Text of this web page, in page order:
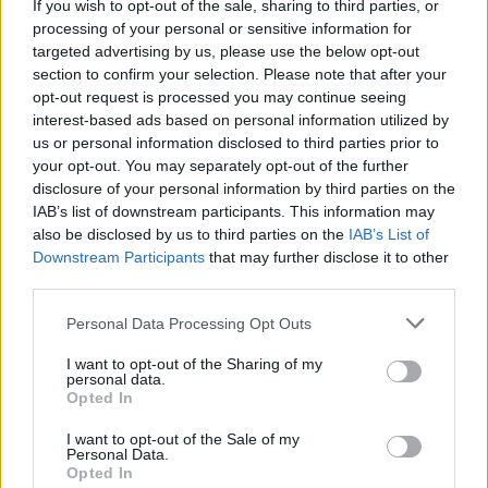
If you wish to opt-out of the sale, sharing to third parties, or
processing of your personal or sensitive information for
targeted advertising by us, please use the below opt-out
section to confirm your selection. Please note that after your
opt-out request is processed you may continue seeing
interest-based ads based on personal information utilized by
us or personal information disclosed to third parties prior to
your opt-out. You may separately opt-out of the further
disclosure of your personal information by third parties on the
IAB’s list of downstream participants. This information may
also be disclosed by us to third parties on the IAB’s List of
Downstream Participants that may further disclose it to other
Personal Data Processing Opt Outs
I want to opt-out of the Sharing of my
personal data.
Opted In
I want to opt-out of the Sale of my
Personal Data.
Opted In
Handbol
El Centre d’Esports Tortosa no va mantenir
el bon nivell de joc d’inici de partit
maig 7, 2026
Handbol
Contundent victòria per acabar la Lliga
Catalana d’Or amb bones sensacions
maig 3, 2026
El Centre d’Esports Tortosa sorprès per
part d’un rival que lluita per la
abril 29, 2026